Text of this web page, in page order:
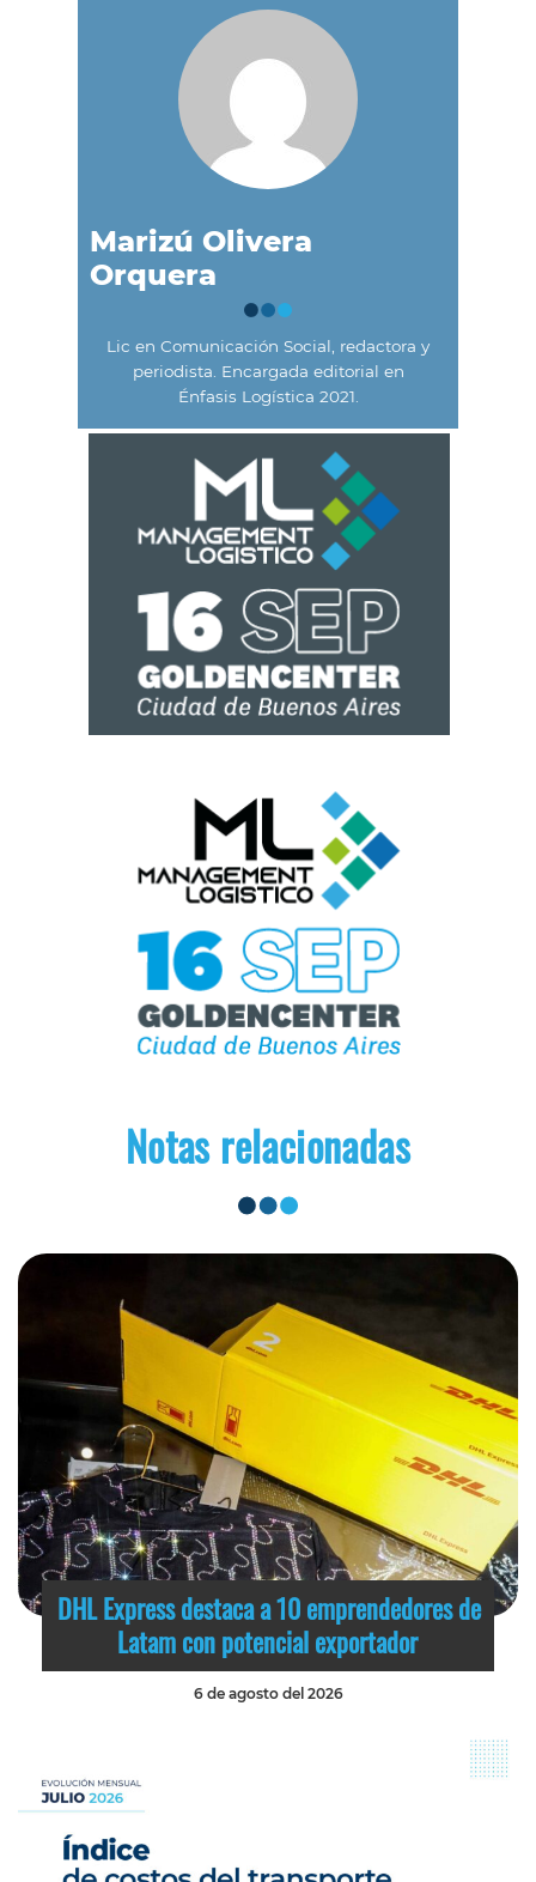
Marizú Olivera
Orquera
Lic en Comunicación Social, redactora y
periodista. Encargada editorial en
Énfasis Logística 2021.
Notas relacionadas
DHL Express destaca a 10 emprendedores de
Latam con potencial exportador
6 de agosto del 2026